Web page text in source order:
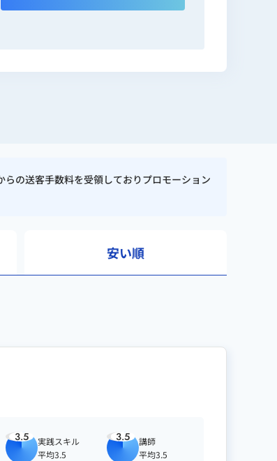
の送客手数料を受領しておりプロモーション
安い順
3.5
実践スキル
平均3.5
3.5
講師
平均3.5